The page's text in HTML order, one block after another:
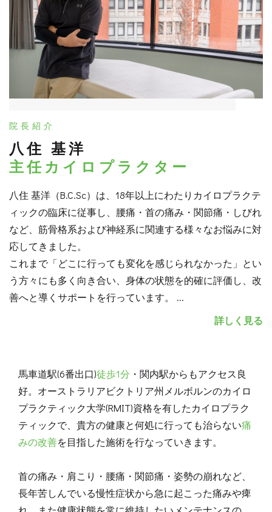
院長紹介
八住 基洋
主任カイロプラクター
八住 基洋（B.C.Sc）は、18年以上にわたりカイロプラクテ
ィックの臨床に従事し、腰痛・首の痛み・関節痛・しびれ
など、筋骨格系および神経系に関連する様々なお悩みに対
応してきました。
これまで「どこに行っても変化を感じられなかった」とい
う方々にも多く向き合い、身体の状態を的確に評価し、改
善へと導くサポートを行っています。 ...
詳しく見る
馬車道駅(6番出口)徒歩1分 ・関内駅からもアクセス良
好。オーストラリアビクトリア州メルボルンのカイロ
プラクティック大学(RMIT)資格を有したカイロプラク
ティックで、貴方の健康と何処に行っても治らない痛
みの改善を目指した施術を行なっていきます。
首の痛み・肩こり・腰痛・関節痛・姿勢の崩れなど、
長年苦しんでいる慢性症状から急に起こった痛みや痺